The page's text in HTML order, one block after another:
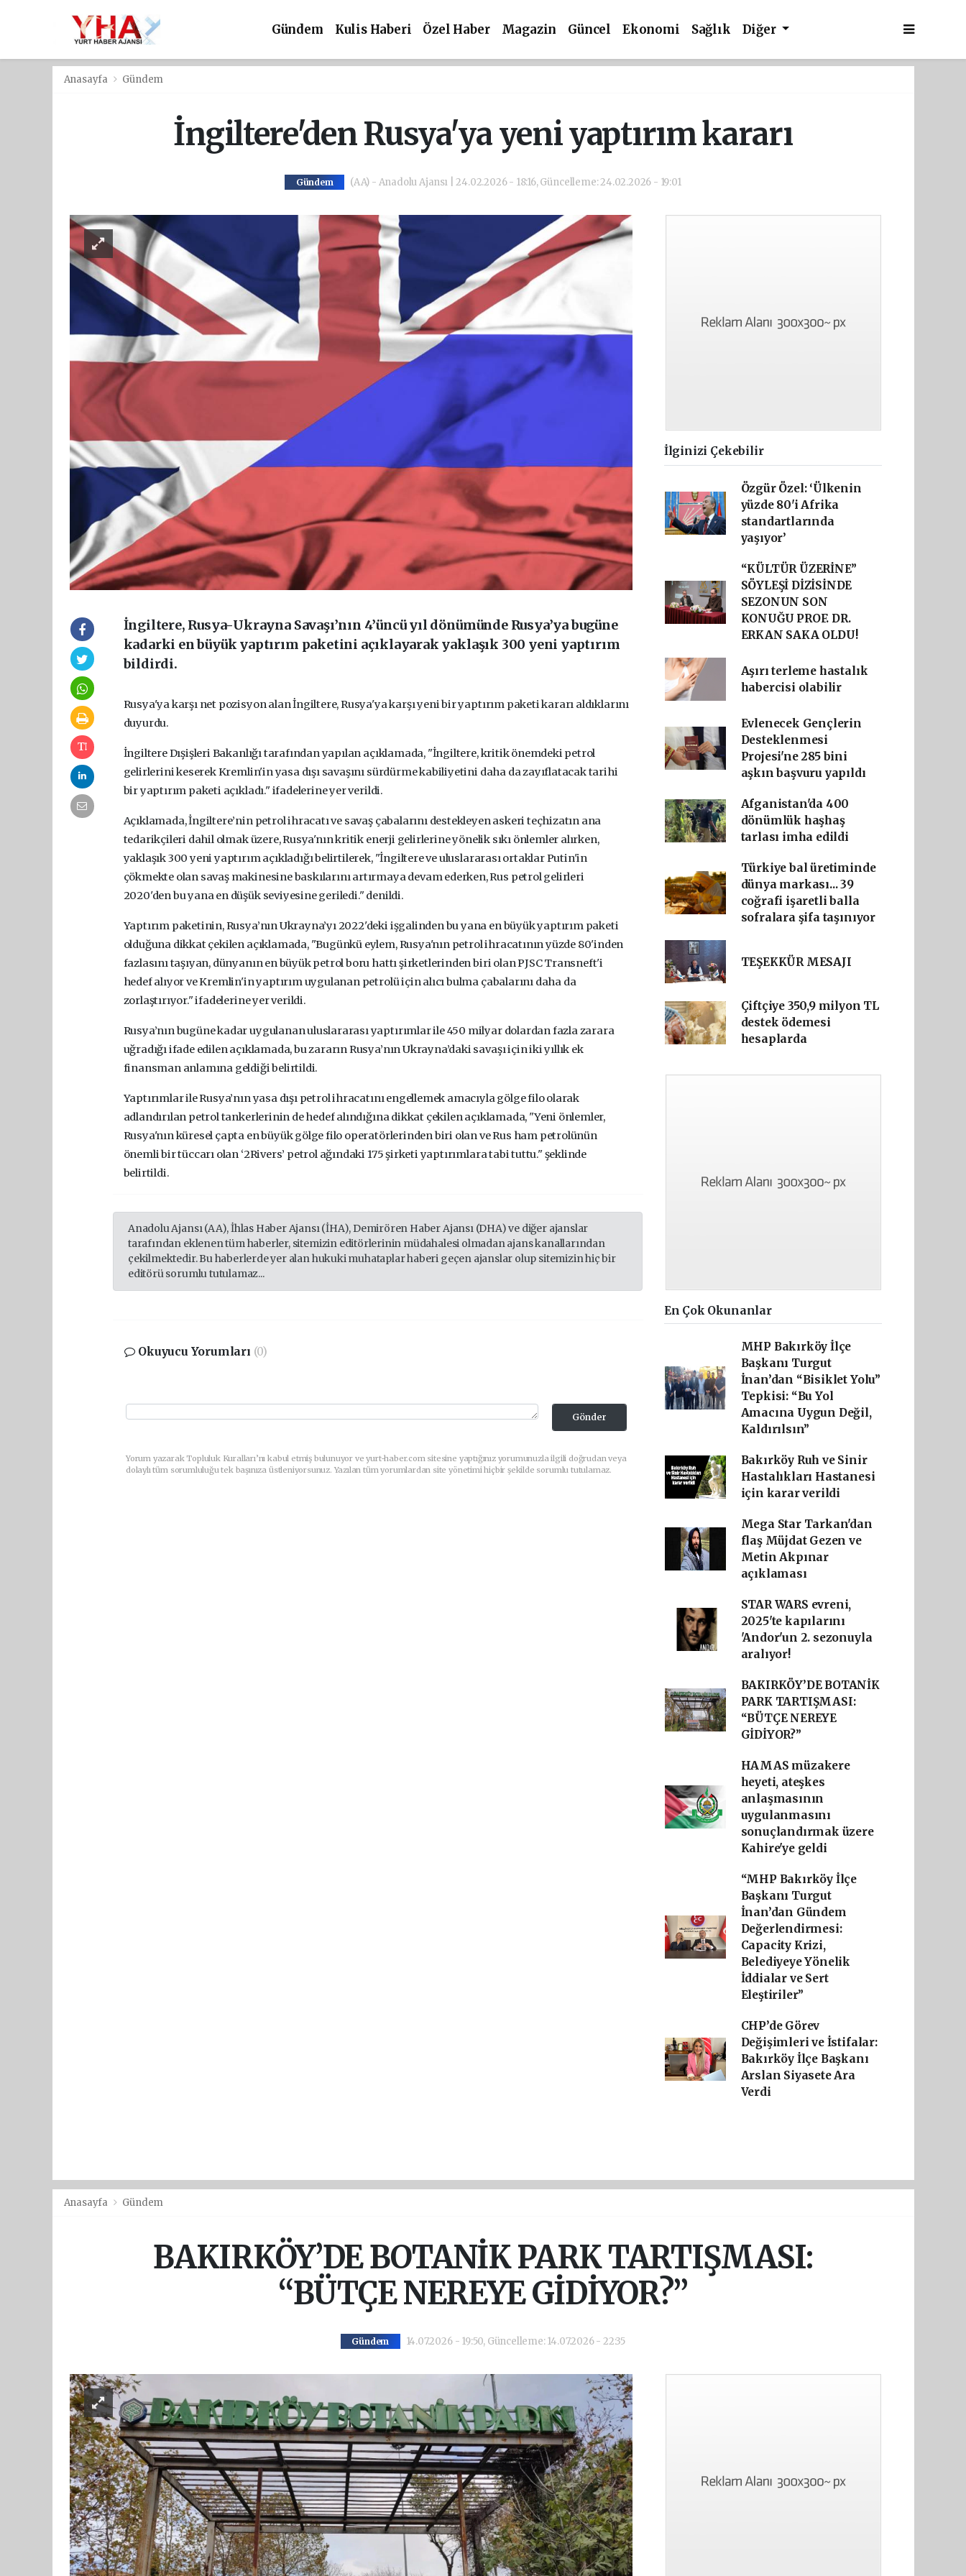
Gündem Kulis Haberi Özel Haber Magazin Güncel Ekonomi Sağlık Diğer
Anasayfa Gündem
İngiltere'den Rusya'ya yeni yaptırım kararı
Gündem (AA) - Anadolu Ajansı | 24.02.2026 - 18:16, Güncelleme: 24.02.2026 - 19:01
İngiltere, Rusya-Ukrayna Savaşı’nın 4’üncü yıl dönümünde Rusya’ya bugüne
kadarki en büyük yaptırım paketini açıklayarak yaklaşık 300 yeni yaptırım
bildirdi.
Rusya'ya karşı net pozisyon alan İngiltere, Rusya'ya karşı yeni bir yaptırım paketi kararı aldıklarını
duyurdu.
İngiltere Dışişleri Bakanlığı tarafından yapılan açıklamada, "İngiltere, kritik önemdeki petrol
gelirlerini keserek Kremlin'in yasa dışı savaşını sürdürme kabiliyetini daha da zayıflatacak tarihi
bir yaptırım paketi açıkladı." ifadelerine yer verildi.
Açıklamada, İngiltere’nin petrol ihracatı ve savaş çabalarını destekleyen askeri teçhizatın ana
tedarikçileri dahil olmak üzere, Rusya'nın kritik enerji gelirlerine yönelik sıkı önlemler alırken,
yaklaşık 300 yeni yaptırım açıkladığı belirtilerek, "İngiltere ve uluslararası ortaklar Putin'in
çökmekte olan savaş makinesine baskılarını artırmaya devam ederken, Rus petrol gelirleri
2020'den bu yana en düşük seviyesine geriledi." denildi.
Yaptırım paketinin, Rusya’nın Ukrayna’yı 2022'deki işgalinden bu yana en büyük yaptırım paketi
olduğuna dikkat çekilen açıklamada, "Bugünkü eylem, Rusya'nın petrol ihracatının yüzde 80'inden
fazlasını taşıyan, dünyanın en büyük petrol boru hattı şirketlerinden biri olan PJSC Transneft'i
hedef alıyor ve Kremlin'in yaptırım uygulanan petrolü için alıcı bulma çabalarını daha da
zorlaştırıyor." ifadelerine yer verildi.
Rusya’nın bugüne kadar uygulanan uluslararası yaptırımlar ile 450 milyar dolardan fazla zarara
uğradığı ifade edilen açıklamada, bu zararın Rusya’nın Ukrayna’daki savaşı için iki yıllık ek
finansman anlamına geldiği belirtildi.
Yaptırımlar ile Rusya’nın yasa dışı petrol ihracatını engellemek amacıyla gölge filo olarak
adlandırılan petrol tankerlerinin de hedef alındığına dikkat çekilen açıklamada, "Yeni önlemler,
Rusya'nın küresel çapta en büyük gölge filo operatörlerinden biri olan ve Rus ham petrolünün
önemli bir tüccarı olan ‘2Rivers’ petrol ağındaki 175 şirketi yaptırımlara tabi tuttu." şeklinde
belirtildi.
Anadolu Ajansı (AA), İhlas Haber Ajansı (İHA), Demirören Haber Ajansı (DHA) ve diğer ajanslar
tarafından eklenen tüm haberler, sitemizin editörlerinin müdahalesi olmadan ajans kanallarından
çekilmektedir. Bu haberlerde yer alan hukuki muhataplar haberi geçen ajanslar olup sitemizin hiç bir
editörü sorumlu tutulamaz...
Okuyucu Yorumları (0)
Gönder
Yorum yazarak Topluluk Kuralları’nı kabul etmiş bulunuyor ve yurt-haber.com sitesine yaptığınız yorumunuzla ilgili doğrudan veya
dolaylı tüm sorumluluğu tek başınıza üstleniyorsunuz. Yazılan tüm yorumlardan site yönetimi hiçbir şekilde sorumlu tutulamaz.
İlginizi Çekebilir
Özgür Özel: ‘Ülkenin
yüzde 80'i Afrika
standartlarında
yaşıyor’
“KÜLTÜR ÜZERİNE”
SÖYLEŞİ DİZİSİNDE
SEZONUN SON
KONUĞU PROF. DR.
ERKAN SAKA OLDU!
Aşırı terleme hastalık
habercisi olabilir
Evlenecek Gençlerin
Desteklenmesi
Projesi'ne 285 bini
aşkın başvuru yapıldı
Afganistan'da 400
dönümlük haşhaş
tarlası imha edildi
Türkiye bal üretiminde
dünya markası... 39
coğrafi işaretli balla
sofralara şifa taşınıyor
TEŞEKKÜR MESAJI
Çiftçiye 350,9 milyon TL
destek ödemesi
hesaplarda
En Çok Okunanlar
MHP Bakırköy İlçe
Başkanı Turgut
İnan’dan “Bisiklet Yolu”
Tepkisi: “Bu Yol
Amacına Uygun Değil,
Kaldırılsın”
Bakırköy Ruh ve Sinir
Hastalıkları Hastanesi
için karar verildi
Mega Star Tarkan'dan
flaş Müjdat Gezen ve
Metin Akpınar
açıklaması
STAR WARS evreni,
2025'te kapılarını
'Andor'un 2. sezonuyla
aralıyor!
BAKIRKÖY’DE BOTANİK
PARK TARTIŞMASI:
“BÜTÇE NEREYE
GİDİYOR?”
HAMAS müzakere
heyeti, ateşkes
anlaşmasının
uygulanmasını
sonuçlandırmak üzere
Kahire'ye geldi
“MHP Bakırköy İlçe
Başkanı Turgut
İnan’dan Gündem
Değerlendirmesi:
Capacity Krizi,
Belediyeye Yönelik
İddialar ve Sert
Eleştiriler”
CHP’de Görev
Değişimleri ve İstifalar:
Bakırköy İlçe Başkanı
Arslan Siyasete Ara
Verdi
Anasayfa Gündem
BAKIRKÖY’DE BOTANİK PARK TARTIŞMASI:
“BÜTÇE NEREYE GİDİYOR?”
Gündem 14.07.2026 - 19:50, Güncelleme: 14.07.2026 - 22:35